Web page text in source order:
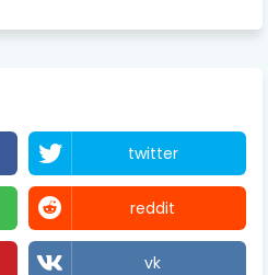
twitter
reddit
vk